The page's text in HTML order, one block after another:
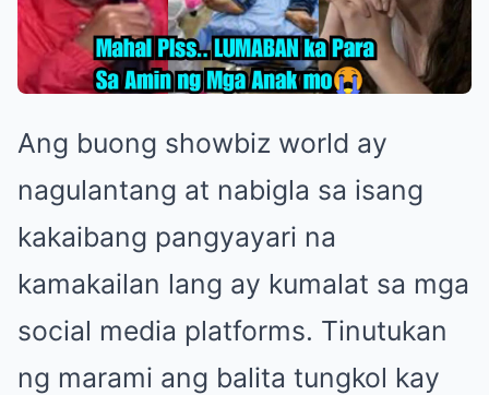
Ang buong showbiz world ay
nagulantang at nabigla sa isang
kakaibang pangyayari na
kamakailan lang ay kumalat sa mga
social media platforms. Tinutukan
ng marami ang balita tungkol kay